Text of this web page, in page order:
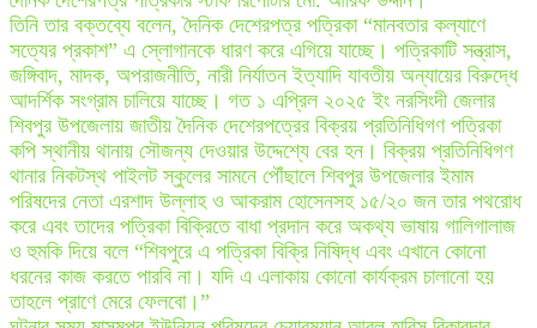
তিনি তার বক্তব্যে বলেন, দৈনিক দেশেরপত্র পত্রিকা “মানবতার কল্যাণে
সত্যের প্রকাশ” এ স্লোগানকে ধারণ করে এগিয়ে যাচ্ছে। পত্রিকাটি সন্ত্রাস,
জঙ্গিবাদ, মাদক, অপরাজনীতি, নারী নির্যাতন ইত্যাদি যাবতীয় অন্যায়ের বিরুদ্ধে
আদর্শিক সংগ্রাম চালিয়ে যাচ্ছে। গত ১ এপ্রিল ২০২৫ ইং নরসিংদী জেলার
শিবপুর উপজেলায় জাতীয় দৈনিক দেশেরপত্রের বিক্রয় প্রতিনিধিগণ পত্রিকা
কপি স্থানীয় থানায় সৌজন্য দেওয়ার উদ্দেশ্যে বের হন। বিক্রয় প্রতিনিধিগণ
থানার নিকটস্থ পাইলট স্কুলের সামনে পৌঁছালে শিবপুর উপজেলার ইমাম
পরিষদের নেতা এরশাদ উল্লাহ ও আকরাম হোসেনসহ ১৫/২০ জন তার পথরোধ
করে এবং তাদের পত্রিকা বিক্রিতে বাধা প্রদান করে অকথ্য ভাষায় গালিগালাজ
ও হুমকি দিয়ে বলে “শিবপুরে এ পত্রিকা বিক্রি নিষিদ্ধ এবং এখানে কোনো
ধরনের কাজ করতে পারবি না। যদি এ এলাকায় কোনো কার্যক্রম চালানো হয়
তাহলে প্রাণে মেরে ফেলবো।”